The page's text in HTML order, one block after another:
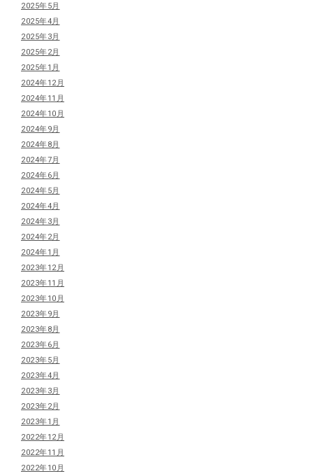
2025年5月
2025年4月
2025年3月
2025年2月
2025年1月
2024年12月
2024年11月
2024年10月
2024年9月
2024年8月
2024年7月
2024年6月
2024年5月
2024年4月
2024年3月
2024年2月
2024年1月
2023年12月
2023年11月
2023年10月
2023年9月
2023年8月
2023年6月
2023年5月
2023年4月
2023年3月
2023年2月
2023年1月
2022年12月
2022年11月
2022年10月